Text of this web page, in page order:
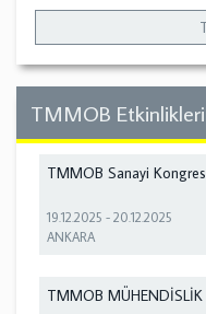
TMMOB Etkinlikleri
TMMOB Sanayi
19.12.2025 -20.12.2025
ANKARA
TMMOB MÜHENDİSLİK